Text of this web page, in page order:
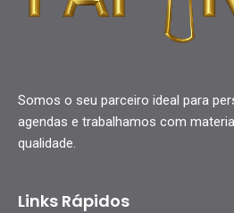
Somos o seu parceiro ideal para
agendas e trabalhamos com
qualidade.
Links Rápidos